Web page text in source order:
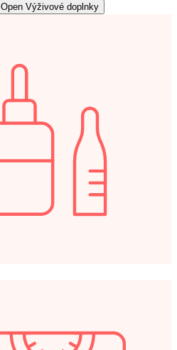
Open Výživové doplnky